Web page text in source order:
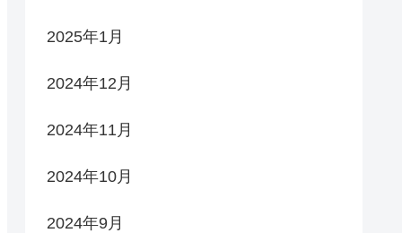
2025年1月
2024年12月
2024年11月
2024年10月
2024年9月